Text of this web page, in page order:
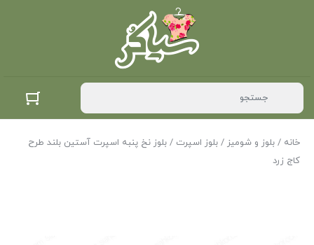
خانه / بلوز و شومیز / بلوز اسپرت / بلوز نخ پنبه اسپرت آستین بلند طرح
کاج زرد